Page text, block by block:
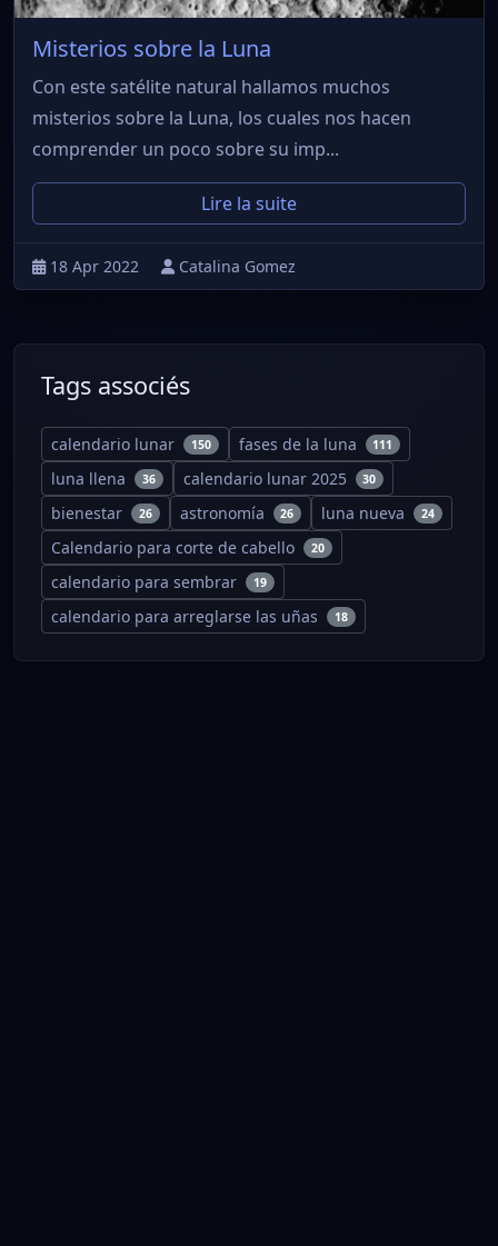
Misterios sobre la Luna
Con este satélite natural hallamos muchos
misterios sobre la Luna, los cuales nos hacen
comprender un poco sobre su imp...
Lire la suite
18 Apr 2022 Catalina Gomez
Tags associés
calendario lunar 150 fases de la luna 111
luna llena 36 calendario lunar 2025 30
bienestar 26 astronomía 26 luna nueva 24
Calendario para corte de cabello 20
calendario para sembrar 19
calendario para arreglarse las uñas 18